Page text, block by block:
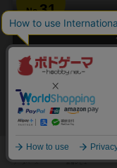
No.31
3～5人
責任をなすりつけろ！
「お前がやったんだろ